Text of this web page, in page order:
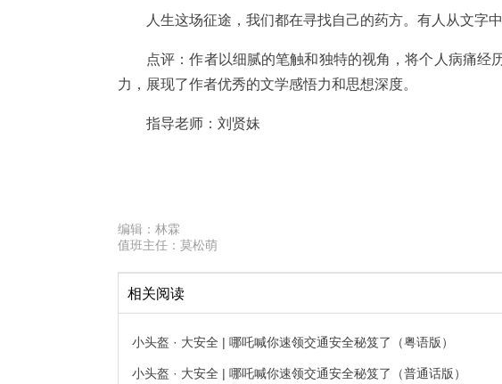
人生这场征途，我们都在寻找自己的药方。有人从文字
点评：作者以细腻的笔触和独特的视角，将个人病痛
力，展现了作者优秀的文学感悟力和思想深度。
指导老师：刘贤妹
编辑： 林霖
值班主任： 莫松萌
相关阅读
小头盔 · 大安全 | 哪吒喊你速领交通安全秘笈了（粤语版）
小头盔 · 大安全 | 哪吒喊你速领交通安全秘笈了（普通话版）